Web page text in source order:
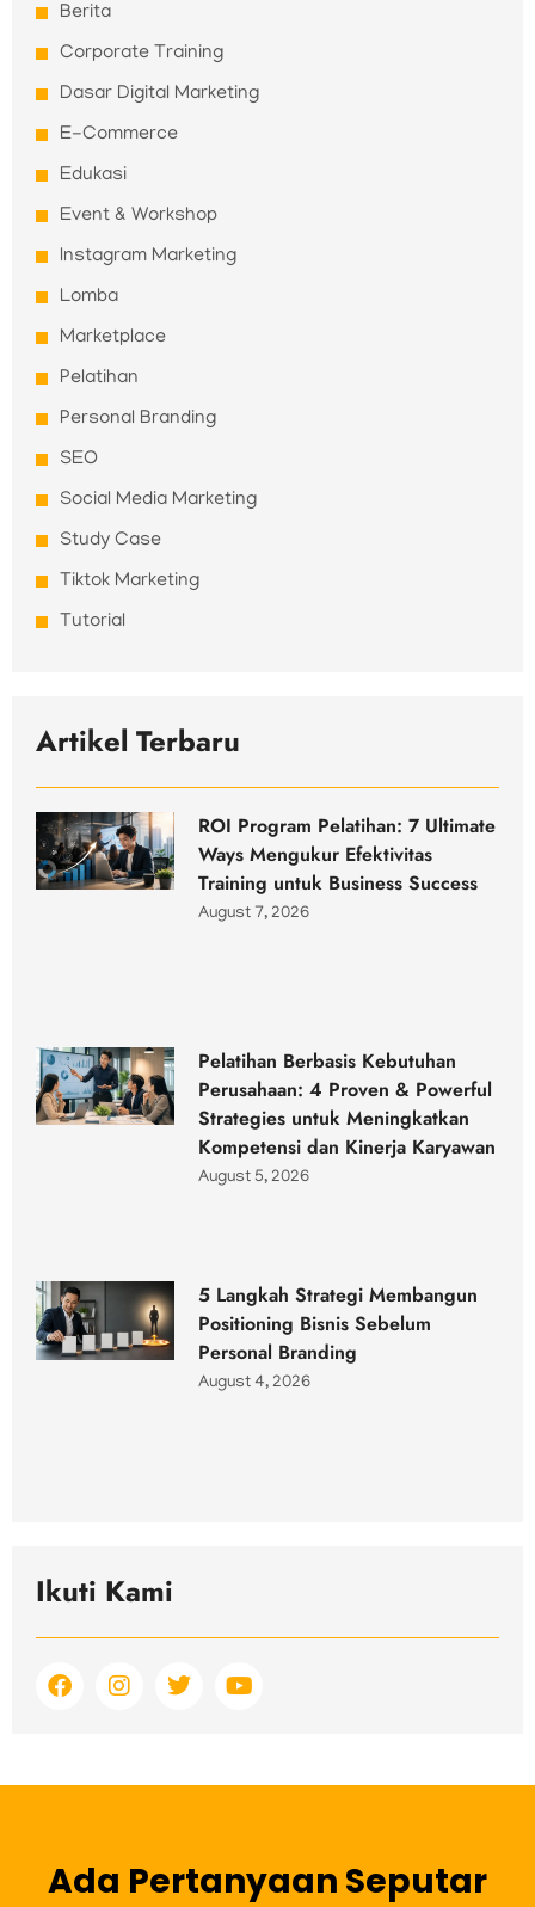
Berita
Corporate Training
Dasar Digital Marketing
E-Commerce
Edukasi
Event & Workshop
Instagram Marketing
Lomba
Marketplace
Pelatihan
Personal Branding
SEO
Social Media Marketing
Study Case
Tiktok Marketing
Tutorial
Artikel Terbaru
ROI Program Pelatihan: 7 Ultimate
Ways Mengukur Efektivitas
Training untuk Business Success
August 7, 2026
Pelatihan Berbasis Kebutuhan
Perusahaan: 4 Proven & Powerful
Strategies untuk Meningkatkan
Kompetensi dan Kinerja Karyawan
August 5, 2026
5 Langkah Strategi Membangun
Positioning Bisnis Sebelum
Personal Branding
August 4, 2026
Ikuti Kami
F
a
o
I
n
g
m
T
w
e
Y
o
b
Ada Pertanyaan Seputar